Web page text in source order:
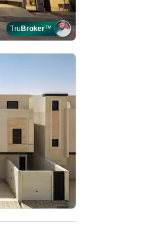
TruBroker™